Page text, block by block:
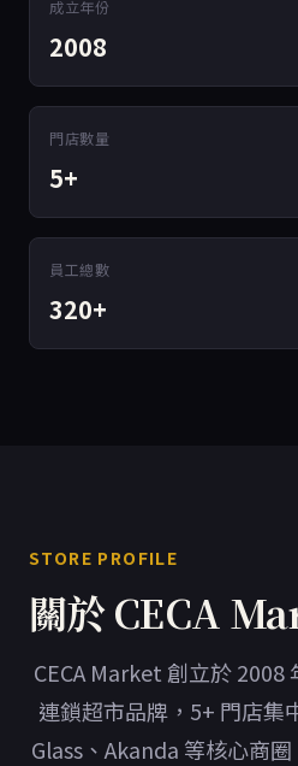
成立年份
2008
門店數量
5+
員工總數
320+
STORE PROFILE
關於 CECA
CECA Market 創立於 2008
連鎖超市品牌，5+ 門店集
Glass、Akanda 等核心商